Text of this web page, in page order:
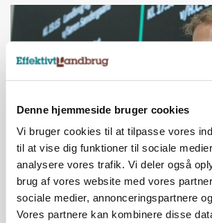
Denne hjemmeside bruger cookies
Vi bruger cookies til at tilpasse vores
til at vise dig funktioner til sociale
analysere vores trafik. Vi deler også
brug af vores website med vores
sociale medier, annonceringspartnere
Vores partnere kan kombinere disse
Svineproducenter kalder Danish
notering en katastrofe